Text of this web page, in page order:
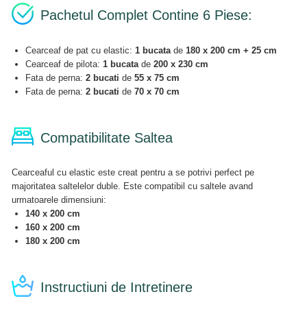
Pachetul Complet Contine 6 Piese:
Cearceaf de pat cu elastic: 1 bucata de 180 x 200 cm + 25 cm
Cearceaf de pilota: 1 bucata de200 x 230 cm
Fata de perna:2 bucati de55 x 75 cm
Fata de perna:2 bucati de70 x 70 cm
Compatibilitate Saltea
Cearceaful cu elastic este creat pentru a se potrivi perfect pe
majoritatea saltelelor duble. Este compatibil cu saltele avand
urmatoarele dimensiuni:
140 x 200 cm
160 x 200 cm
180 x 200 cm
Instructiuni de Intretinere